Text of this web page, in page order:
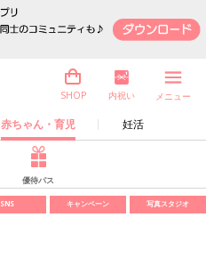
赤ちゃん・育児 妊活
SHOP 内祝い メニュー
優待パス
SNS キャンペーン 写真スタジオ